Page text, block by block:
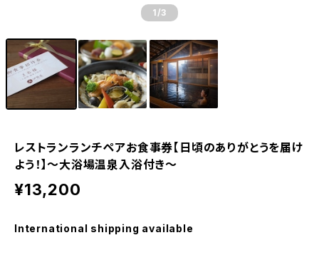
1 /3
レストランランチペアお食事券【日頃のありがとうを届け
よう！】～大浴場温泉入浴付き～
¥13,200
International shipping available